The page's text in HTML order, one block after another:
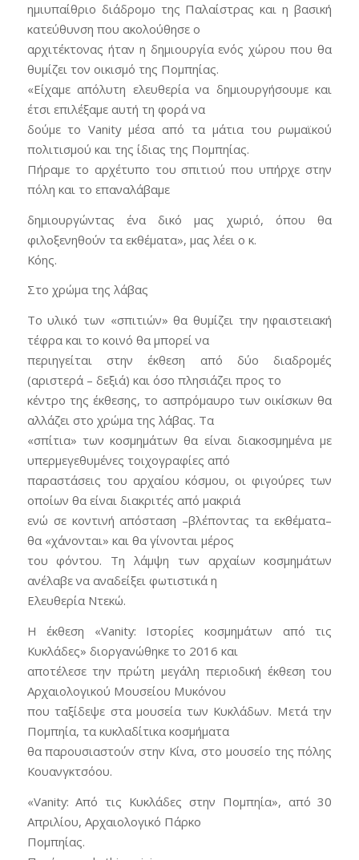
ημιυπαίθριο διάδρομο της Παλαίστρας και η βασική
κατεύθυνση που ακολούθησε ο
αρχιτέκτονας ήταν η δημιουργία ενός χώρου που θα
θυμίζει τον οικισμό της Πομπηίας.
«Είχαμε απόλυτη ελευθερία να δημιουργήσουμε και
έτσι επιλέξαμε αυτή τη φορά να
δούμε το Vanity μέσα από τα μάτια του ρωμαϊκού
πολιτισμού και της ίδιας της Πομπηίας.
Πήραμε το αρχέτυπο του σπιτιού που υπήρχε στην
πόλη και το επαναλάβαμε
δημιουργώντας ένα δικό μας χωριό, όπου θα
φιλοξενηθούν τα εκθέματα», μας λέει ο κ.
Κόης.
Στο χρώμα της λάβας
Το υλικό των «σπιτιών» θα θυμίζει την ηφαιστειακή
τέφρα και το κοινό θα μπορεί να
περιηγείται στην έκθεση από δύο διαδρομές
(αριστερά – δεξιά) και όσο πλησιάζει προς το
κέντρο της έκθεσης, το ασπρόμαυρο των οικίσκων θα
αλλάζει στο χρώμα της λάβας. Τα
«σπίτια» των κοσμημάτων θα είναι διακοσμημένα με
υπερμεγεθυμένες τοιχογραφίες από
παραστάσεις του αρχαίου κόσμου, οι φιγούρες των
οποίων θα είναι διακριτές από μακριά
ενώ σε κοντινή απόσταση –βλέποντας τα εκθέματα–
θα «χάνονται» και θα γίνονται μέρος
του φόντου. Τη λάμψη των αρχαίων κοσμημάτων
ανέλαβε να αναδείξει φωτιστικά η
Ελευθερία Ντεκώ.
Η έκθεση «Vanity: Ιστορίες κοσμημάτων από τις
Κυκλάδες» διοργανώθηκε το 2016 και
αποτέλεσε την πρώτη μεγάλη περιοδική έκθεση του
Αρχαιολογικού Μουσείου Μυκόνου
που ταξίδεψε στα μουσεία των Κυκλάδων. Μετά την
Πομπηία, τα κυκλαδίτικα κοσμήματα
θα παρουσιαστούν στην Κίνα, στο μουσείο της πόλης
Κουανγκτσόου.
​​«Vanity: Από τις Κυκλάδες στην Πομπηία», από 30
Απριλίου, Αρχαιολογικό Πάρκο
Πομπηίας.